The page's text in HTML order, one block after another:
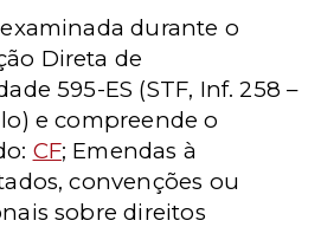
durante o
Direta de
595-ES (STF, Inf. 258 –
e compreende o
CF; Emendas à
convenções ou
sobre direitos